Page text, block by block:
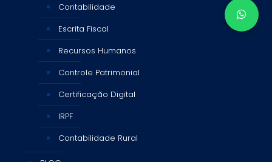
Contabilidade
Escrita Fiscal
Recursos Humanos
Controle Patrimonial
Certificação Digital
IRPF
Contabilidade Rural